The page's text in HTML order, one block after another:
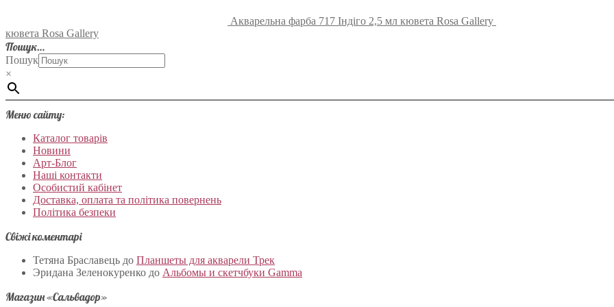
Акварельна фарба 717 Індіго 2,5 мл кювета Rosa Gallery
кювета Rosa Gallery
Пошук…
Пошук
×
Меню сайту:
Каталог товарів
Новини
Арт-Блог
Наші контакти
Особистий кабінет
Доставка, оплата та політика повернень
Політика безпеки
Свіжі коментарі
Тетяна Браславець до Планшеты для акварели Трек
Эридана Зеленокуренко до Альбомы и скетчбуки Gamma
Магазин «Сальвадор»